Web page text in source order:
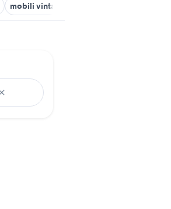
mobili vintage economici